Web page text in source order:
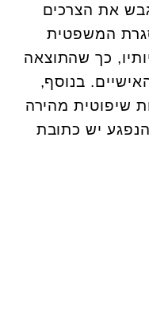
את הצרכים
המשפטית
כך שהתוצאה
בנוסף,
שיפוטית מהירה
יש כתובת